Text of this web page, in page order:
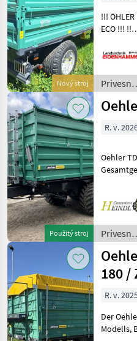
Zobrazit
všech
51
MARKETPLACE
Marketplace
Nabídky
prodejců
Nový stroj
!!! ÖHLER
ECO !!! !!
Privesné
vozíky /
Oehler
Použitý stroj
R. v.
Oehler TDK
800mm
Ausmaß:
DLA +
30km/h
Privesné
vozíky /
Oehler
180 /
3-
R. v.
Der
Modells, Baujahr 2025, ist